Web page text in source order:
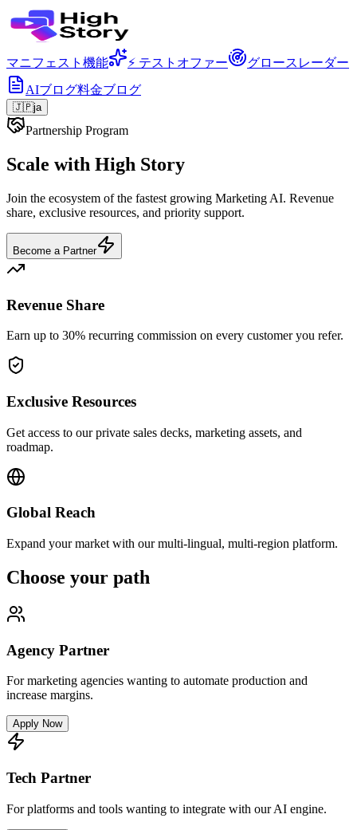
マニフェスト 機能 ⚡ テストオファー
グロースレーダー
AIブログ料金ブログ
🇯🇵ja
Partnership Program
Scale with High Story
Join the ecosystem of the fastest growing Marketing AI. Revenue
share, exclusive resources, and priority support.
Become a Partner
Revenue Share
Earn up to 30% recurring commission on every customer you refer.
Exclusive Resources
Get access to our private sales decks, marketing assets, and
roadmap.
Global Reach
Expand your market with our multi-lingual, multi-region platform.
Choose your path
Agency Partner
For marketing agencies wanting to automate production and
increase margins.
Apply Now
Tech Partner
For platforms and tools wanting to integrate with our AI engine.